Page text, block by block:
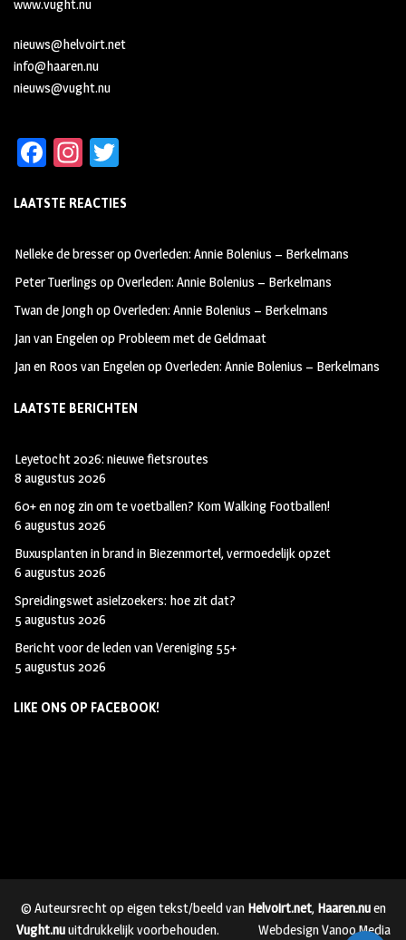
www.vught.nu
nieuws@helvoirt.net
info@haaren.nu
nieuws@vught.nu
Fa
b
oo
k
In
ag
m
tt
LAATSTE REACTIES
Nelleke de bresseropOverleden: Annie Bolenius – Berkelmans
Peter Tuerlings opOverleden: Annie Bolenius – Berkelmans
Twan de JonghopOverleden: Annie Bolenius – Berkelmans
Jan van Engelenop Probleem met de Geldmaat
Jan en Roos van EngelenopOverleden: Annie Bolenius – Berkelmans
LAATSTE BERICHTEN
Leyetocht 2026: nieuwe fietsroutes
8 augustus 2026
60+ en nog zin om te voetballen? Kom Walking Footballen!
6 augustus 2026
Buxusplanten in brand in Biezenmortel, vermoedelijk opzet
6 augustus 2026
Spreidingswet asielzoekers: hoe zit dat?
5 augustus 2026
Bericht voor de leden van Vereniging 55+
5 augustus 2026
LIKE ONS OP FACEBOOK!
© Auteursrecht op eigen tekst/beeld van Helvoirt.net, Haaren.nuen
Vught.nuuitdrukkelijk voorbehouden. Webdesign Vanoo Media